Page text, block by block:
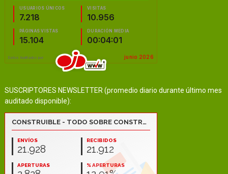
SUSCRIPTORES NEWSLETTER (promedio diario durante último mes
auditado disponible):